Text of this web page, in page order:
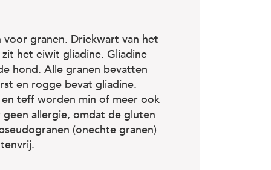
granen. Driekwart van het
het eiwit gliadine. Gliadine
hond. Alle granen bevatten
en rogge bevat gliadine.
teff worden min of meer ook
allergie, omdat de gluten
(onechte granen)